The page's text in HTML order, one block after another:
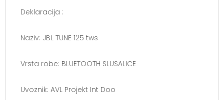
Deklaracija :
Naziv: JBL TUNE 125 tws
Vrsta robe: BLUETOOTH SLUSALICE
Uvoznik: AVL Projekt Int Doo